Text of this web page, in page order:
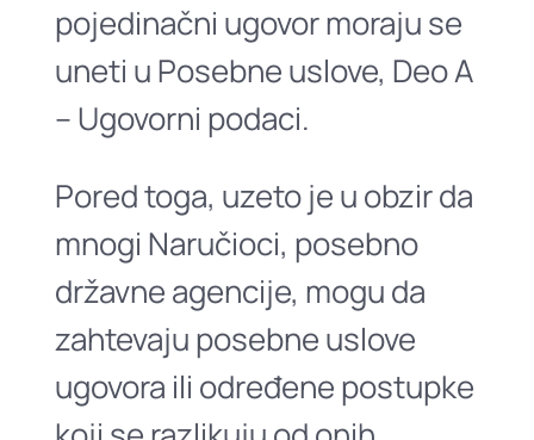
pojedinačni ugovor moraju se
uneti u Posebne uslove, Deo A
– Ugovorni podaci.
Pored toga, uzeto je u obzir da
mnogi Naručioci, posebno
državne agencije, mogu da
zahtevaju posebne uslove
ugovora ili određene postupke